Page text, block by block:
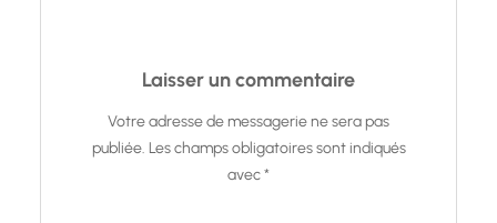
Laisser un commentaire
Votre adresse de messagerie ne sera pas
publiée. Les champs obligatoires sont indiqués
avec*